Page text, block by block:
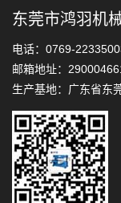
东莞市鸿羽机
电话：0769-
邮箱地址：
生产基地：广东省东